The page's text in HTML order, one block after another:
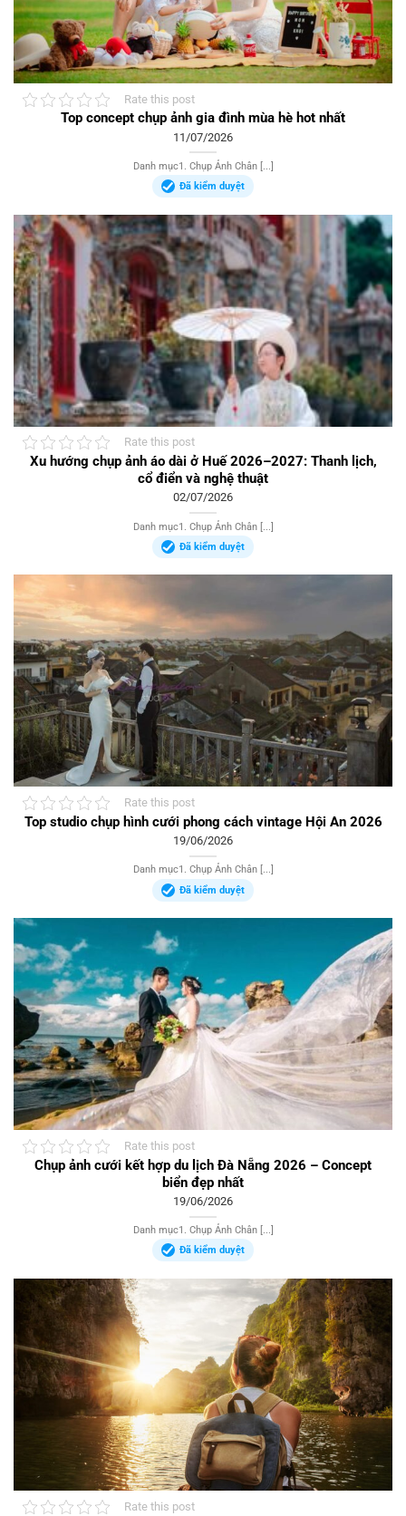
Rate this post
Top concept chụp ảnh gia đình mùa hè hot nhất
11/07/2026
Danh mục1. Chụp Ảnh Chân [...]
Đã kiểm duyệt
Rate this post
Xu hướng chụp ảnh áo dài ở Huế 2026–2027: Thanh lịch,
cổ điển và nghệ thuật
02/07/2026
Danh mục1. Chụp Ảnh Chân [...]
Đã kiểm duyệt
Rate this post
Top studio chụp hình cưới phong cách vintage Hội An 2026
19/06/2026
Danh mục1. Chụp Ảnh Chân [...]
Đã kiểm duyệt
Rate this post
Chụp ảnh cưới kết hợp du lịch Đà Nẵng 2026 – Concept
biển đẹp nhất
19/06/2026
Danh mục1. Chụp Ảnh Chân [...]
Đã kiểm duyệt
Rate this post